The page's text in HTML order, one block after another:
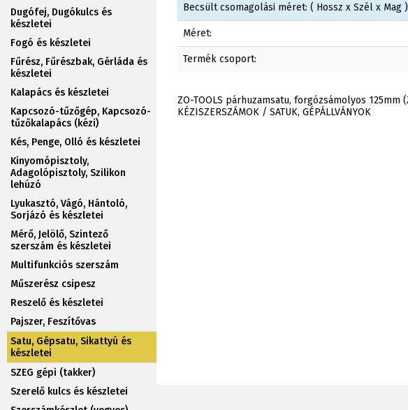
Dugófej, Dugókulcs és
készletei
Fogó és készletei
Fűrész, Fűrészbak, Gérláda és
készletei
Kalapács és készletei
Kapcsozó-tűzőgép, Kapcsozó-
tűzőkalapács (kézi)
Kés, Penge, Olló és készletei
Kinyomópisztoly,
Adagolópisztoly, Szilikon
lehúzó
Lyukasztó, Vágó, Hántoló,
Sorjázó és készletei
Mérő, Jelölő, Szintező
szerszám és készletei
Multifunkciós szerszám
Műszerész csipesz
Reszelő és készletei
Pajszer, Feszítővas
Satu, Gépsatu, Sikattyú és
készletei
SZEG gépi (takker)
Szerelő kulcs és készletei
Becsült csomagolási méret: ( Hossz x Szél x Mag )
Méret:
Termék csoport:
ZO-TOOLS párhuzamsatu, forgózsámolyos 125mm
KÉZISZERSZÁMOK / SATUK, GÉPÁLLVÁNYOK